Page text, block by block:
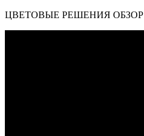
ЦВЕТОВЫЕ РЕШЕНИЯ ОБЗОР